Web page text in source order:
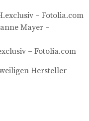
– Fotolia.com
Mayer –
– Fotolia.com
Hersteller